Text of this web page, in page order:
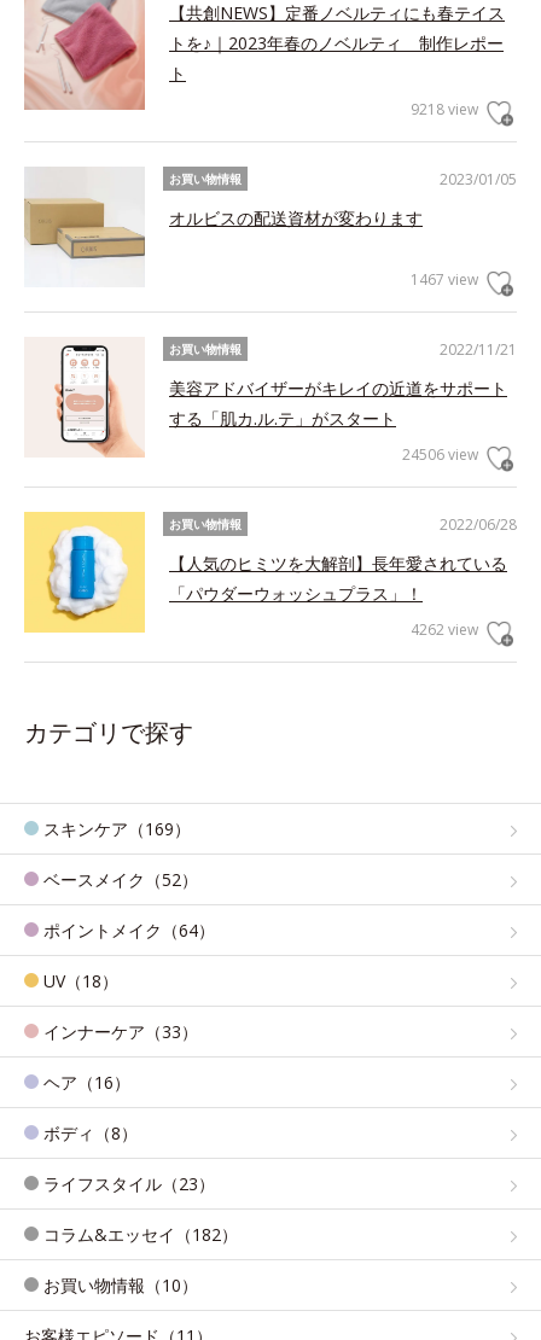
【共創NEWS】定番ノベルティにも春テイス
トを♪｜2023年春のノベルティ 制作レポー
ト
9218 view
2023/01/05
お買い物情報
オルビスの配送資材が変わります
1467 view
2022/11/21
お買い物情報
美容アドバイザーがキレイの近道をサポート
する「肌カ.ル.テ」がスタート
24506 view
2022/06/28
お買い物情報
【人気のヒミツを大解剖】長年愛されている
「パウダーウォッシュプラス」！
4262 view
カテゴリで探す
スキンケア（169）
ベースメイク（52）
ポイントメイク（64）
UV（18）
インナーケア（33）
ヘア（16）
ボディ（8）
ライフスタイル（23）
コラム&エッセイ（182）
お買い物情報（10）